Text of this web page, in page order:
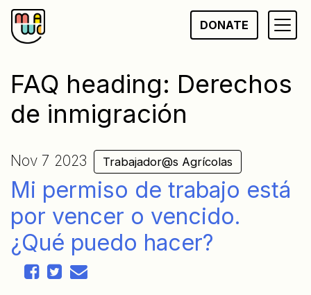
Skip
to
DONATE
FAQ heading: Derechos
de inmigración
Nov 7 2023 Trabajador@s Agrícolas
Mi permiso de trabajo está
por vencer o vencido.
¿Qué puedo hacer?